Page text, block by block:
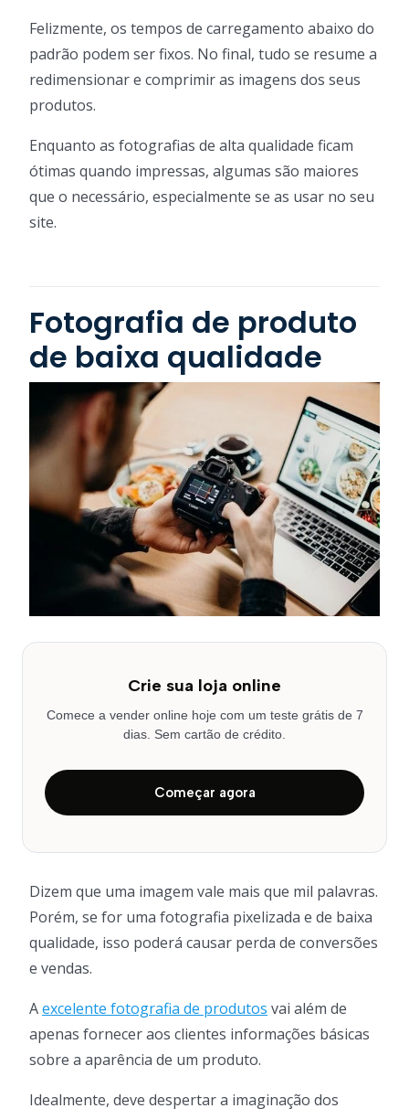
Felizmente, os tempos de carregamento abaixo do
padrão podem ser fixos. No final, tudo se resume a
redimensionar e comprimir as imagens dos seus
produtos.
Enquanto as fotografias de alta qualidade ficam
ótimas quando impressas, algumas são maiores
que o necessário, especialmente se as usar no seu
site.
Fotografia de produto
de baixa qualidade
Crie sua loja online
Comece a vender online hoje com um teste grátis de 7
dias. Sem cartão de crédito.
Começar agora
Dizem que uma imagem vale mais que mil palavras.
Porém, se for uma fotografia pixelizada e de baixa
qualidade, isso poderá causar perda de conversões
e vendas.
Aexcelente fotografia de produtos vai além de
apenas fornecer aos clientes informações básicas
sobre a aparência de um produto.
Idealmente, deve despertar a imaginação dos